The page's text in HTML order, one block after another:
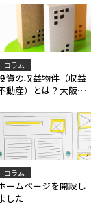
コラム
資の収益物件（収益
動産）とは？大阪の
コラム
ームページを開設し
した